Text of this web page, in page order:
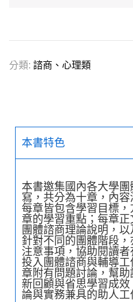
分類: 諮商、心理類
本書特色
本書邀集國內各大學
寫，共分為十章，內容
每章皆包含學習目標
章的學習重點；每章
團體諮商理論說明，
針對不同的團體階段
注意事項，協助閱讀
投入團體諮商與輔導
章附有問題討論，幫
新回顧與省思學習成
論與實務兼具的助人工